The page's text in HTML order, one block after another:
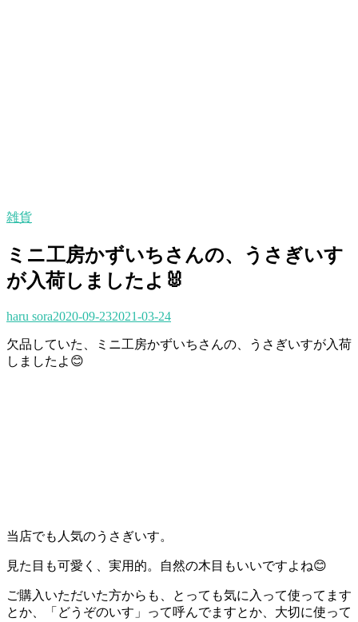
雑貨
ミニ工房かずいちさんの、うさぎいす
が入荷しましたよ🐰
haru sora2020-09-232021-03-24
欠品していた、ミニ工房かずいちさんの、うさぎいすが入荷
しましたよ😊
当店でも人気のうさぎいす。
見た目も可愛く、実用的。自然の木目もいいですよね😊
ご購入いただいた方からも、とっても気に入って使ってます
とか、「どうぞのいす」って呼んでますとか、大切に使って